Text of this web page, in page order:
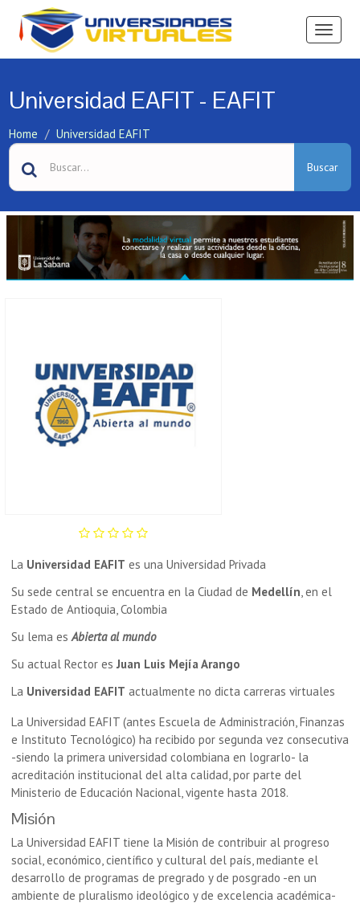
Ver
Universidad EAFIT - EAFIT
Home Universidad EAFIT
Buscar
La Universidad EAFIT es una Universidad Privada
Su sede central se encuentra en la Ciudad de Medellín, en el
Estado de Antioquia, Colombia
Su lema esAbierta al mundo
Su actual Rector esJuan Luis Mejía Arango
La Universidad EAFIT actualmente no dicta carreras virtuales
La Universidad EAFIT (antes Escuela de Administración, Finanzas
e Instituto Tecnológico) ha recibido por segunda vez consecutiva
-siendo la primera universidad colombiana en lograrlo- la
acreditación institucional del alta calidad, por parte del
Ministerio de Educación Nacional, vigente hasta 2018.
Misión
La Universidad EAFIT tiene la Misión de contribuir al progreso
social, económico, científico y cultural del país, mediante el
desarrollo de programas de pregrado y de posgrado -en un
ambiente de pluralismo ideológico y de excelencia académica-